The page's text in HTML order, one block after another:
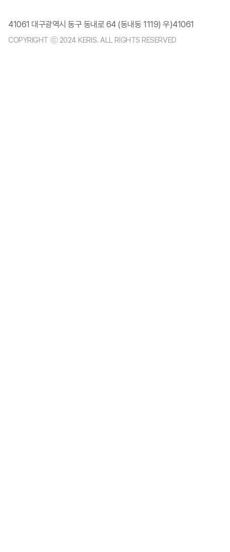
41061 대구광역시 동구 동내로 64 (동내동 1119) 우)41061
COPYRIGHT ⓒ 2024 KERIS. ALL RIGHTS RESERVED